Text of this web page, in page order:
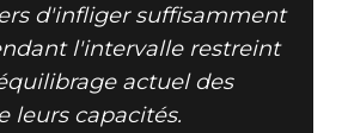
d'infliger suffisamment
l'intervalle restreint
actuel des
leurs capacités.